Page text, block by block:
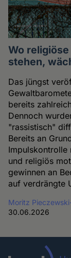
Wo
stehen,
Das jüngst
bereits
Dennoch
"rassistisch"
Bereits an
Impulskontrolle
und religiös
gewinnen an
auf verdrängte
Moritz
30.06.2026